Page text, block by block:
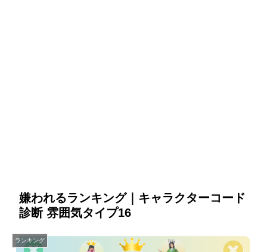
嫌われるランキング｜キャラクターコード
診断 雰囲気タイプ16
ランキング